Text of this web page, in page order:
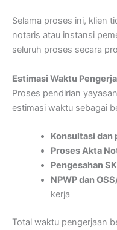
Selama proses ini, klien
notaris atau instansi
seluruh proses secara
Estimasi Waktu
Proses pendirian
estimasi waktu sebagai
Konsultasi dan
Proses Akta
Pengesahan
NPWP dan
kerja
Total waktu pengerjaan